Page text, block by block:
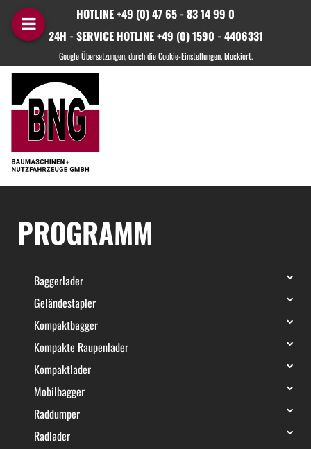
HOTLINE +49 (0) 47 65 - 83 14 99 0
24H - SERVICE HOTLINE +49 (0) 1590 - 4406331
PROGRAMM
Baggerlader
Geländestapler
Kompaktbagger
Kompakte Raupenlader
Kompaktlader
Mobilbagger
Raddumper
Radlader